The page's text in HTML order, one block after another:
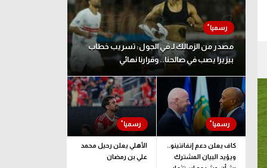
ميركاتو
تحقيق في الجول
تقرير في الجول
تحليل في الجول
حكايات في الجول
كويز في الجول
فيديو في الجول
مصدر من الزمالك لـ في الجول: تسريب خطاب
بيزيرا يصب في صالحنا.. وقرارنا نهائي
كاف يعلن دعم إنفانتينو..
ويؤيد البيان المشترك
الأهلي يعلن رحيل محمد
علي بن رمضان